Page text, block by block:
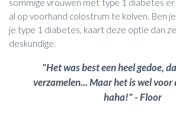
al op voorhand colostrum te kolven. Ben
je type 1 diabetes, kaart deze optie dan
deskundige.
"Het was best een heel gedoe,
verzamelen... Maar het is wel voor
haha!" - Floor